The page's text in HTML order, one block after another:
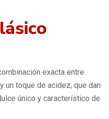
exacta entre
un toque de acidez, que dan
único y característico de